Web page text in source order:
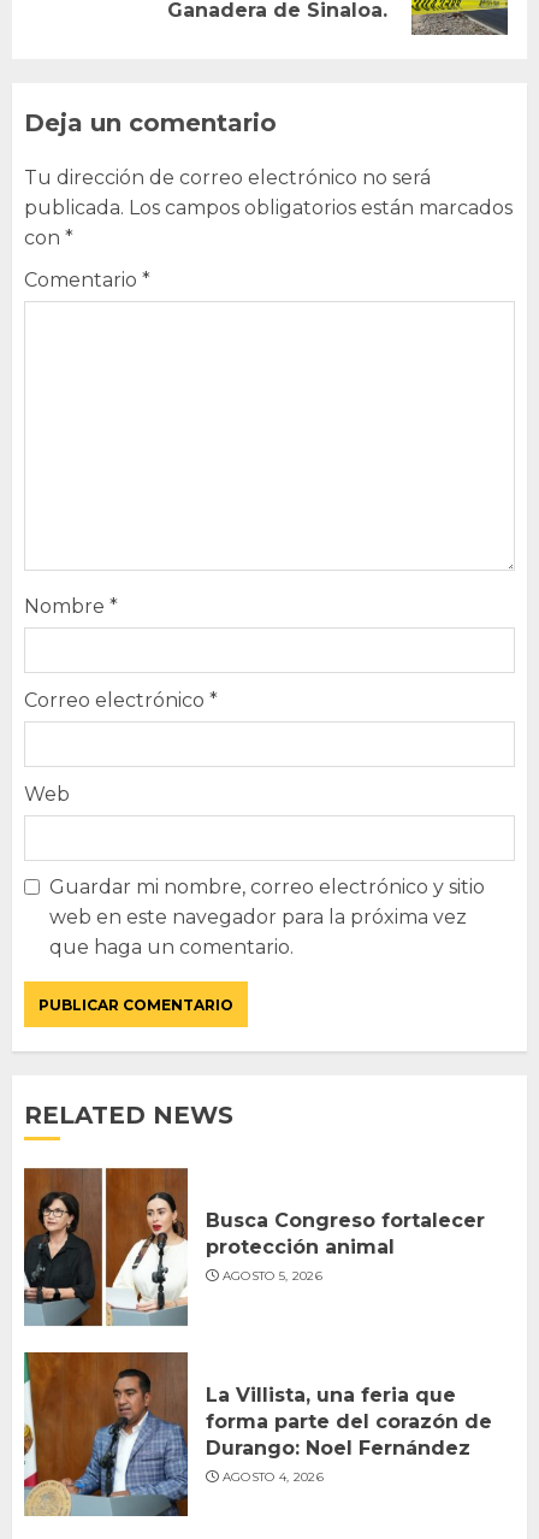
Ganadera de Sinaloa.
Deja un comentario
Tu dirección de correo electrónico no será
publicada. Los campos obligatorios están marcados
con *
Comentario *
Nombre *
Correo electrónico *
Web
Guardar mi nombre, correo electrónico y sitio
web en este navegador para la próxima vez
que haga un comentario.
RELATED NEWS
Busca Congreso fortalecer
protección animal
AGOSTO 5, 2026
La Villista, una feria que
forma parte del corazón de
Durango: Noel Fernández
AGOSTO 4, 2026